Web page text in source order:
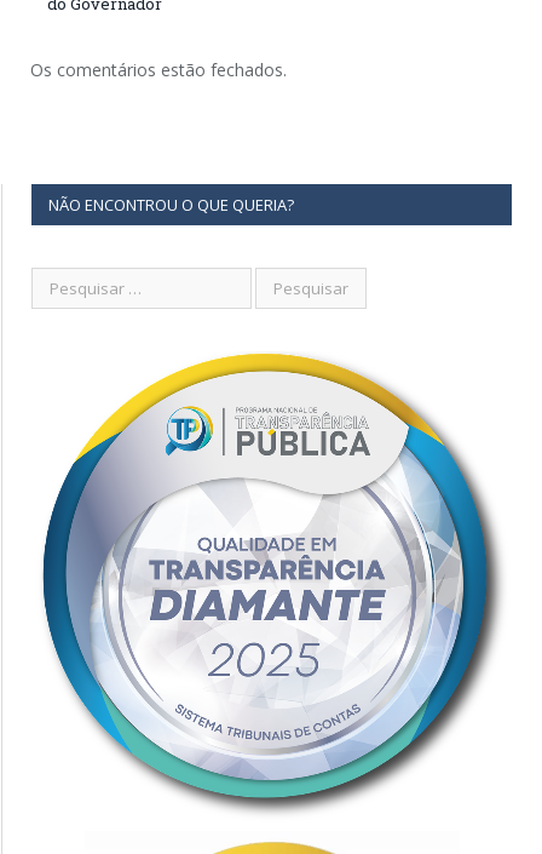
Os comentários estão fechados.
NÃO ENCONTROU O QUE QUERIA?